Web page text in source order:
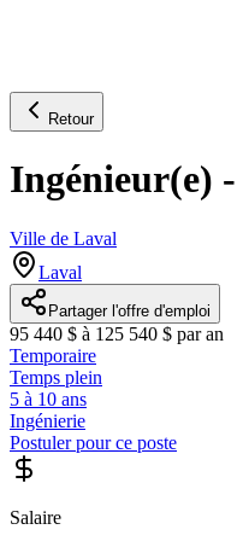
Retour
Ingénieur(e)
Ville de Laval
Laval
Partager l'offre d'emploi
95 440 $ à 125 540 $ par an
Temporaire
Temps plein
5 à 10 ans
Ingénierie
Postuler pour ce poste
Salaire